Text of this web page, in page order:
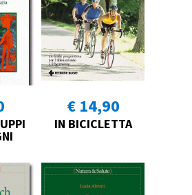
€ 14,90
IN BICICLETTA